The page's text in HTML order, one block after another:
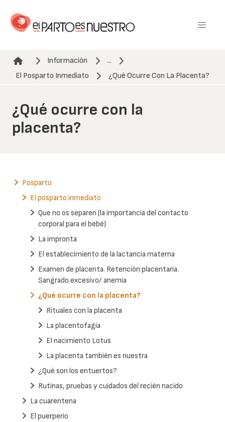
contenido
Ruta de navegación
Información
...
El Posparto Inmediato
¿Qué Ocurre Con La Placenta?
¿Qué ocurre con la
placenta?
Posparto
El posparto inmediato
Que no os separen (la importancia del contacto
corporal para el bebé)
La impronta
El establecimiento de la lactancia materna
Examen de placenta. Retención placentaria.
Sangrado excesivo/ anemia
¿Qué ocurre con la placenta?
Rituales con la placenta
La placentofagia
El nacimiento Lotus
La placenta también es nuestra
¿Qué son los entuertos?
Rutinas, pruebas y cuidados del recién nacido
La cuarentena
El puerperio